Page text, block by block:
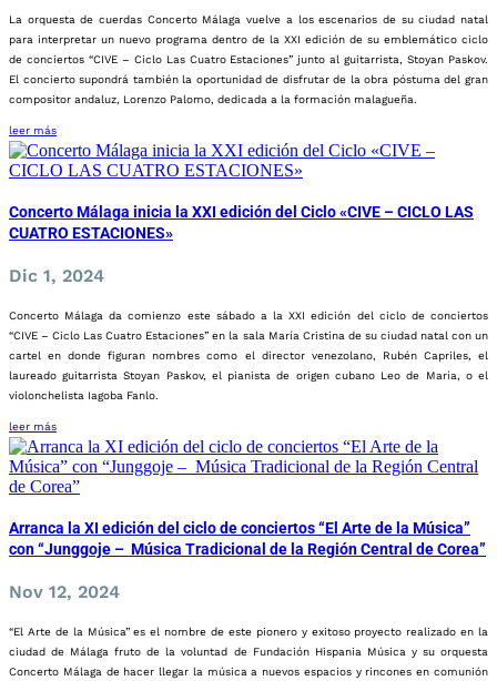
La orquesta de cuerdas Concerto Málaga vuelve a los escenarios de su ciudad natal
para interpretar un nuevo programa dentro de la XXI edición de su emblemático ciclo
de conciertos “CIVE – Ciclo Las Cuatro Estaciones” junto al guitarrista, Stoyan Paskov.
El concierto supondrá también la oportunidad de disfrutar de la obra póstuma del gran
compositor andaluz, Lorenzo Palomo, dedicada a la formación malagueña.
leer más
Concerto Málaga inicia la XXI edición del Ciclo «CIVE – CICLO LAS
CUATRO ESTACIONES»
Dic 1, 2024
Concerto Málaga da comienzo este sábado a la XXI edición del ciclo de conciertos
“CIVE – Ciclo Las Cuatro Estaciones” en la sala María Cristina de su ciudad natal con un
cartel en donde figuran nombres como el director venezolano, Rubén Capriles, el
laureado guitarrista Stoyan Paskov, el pianista de origen cubano Leo de María, o el
violonchelista Iagoba Fanlo.
leer más
Arranca la XI edición del ciclo de conciertos “El Arte de la Música”
con “Junggoje – Música Tradicional de la Región Central de Corea”
Nov 12, 2024
“El Arte de la Música” es el nombre de este pionero y exitoso proyecto realizado en la
ciudad de Málaga fruto de la voluntad de Fundación Hispania Música y su orquesta
Concerto Málaga de hacer llegar la música a nuevos espacios y rincones en comunión